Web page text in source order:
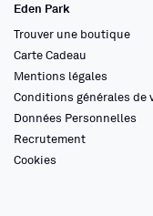
Eden Park
Trouver une boutique
Carte Cadeau
Mentions légales
Conditions générales de
Données Personnelles
Recrutement
Cookies